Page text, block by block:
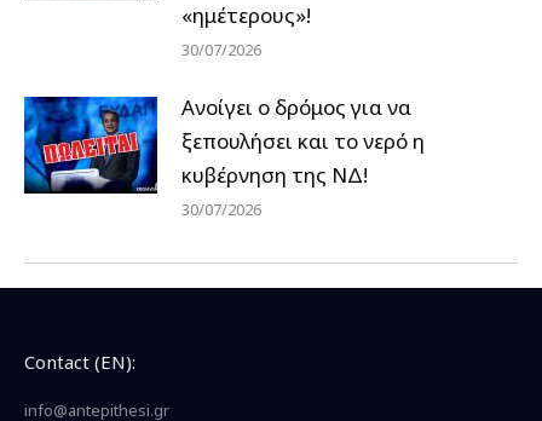
«ημέτερους»!
30/07/2026
Ανοίγει ο δρόμος για να
ξεπουλήσει και το νερό η
κυβέρνηση της ΝΔ!
30/07/2026
Contact (EN):
info@antepithesi.gr